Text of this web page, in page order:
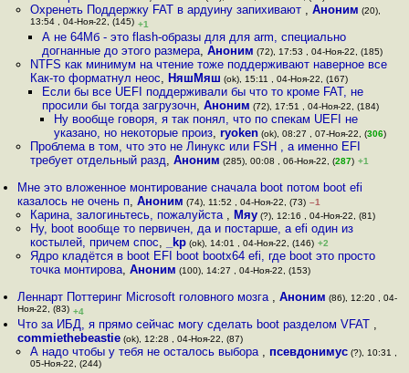
Охренеть Поддержку FAT в ардуину запихивают , Аноним (20),
13:54 , 04-Ноя-22, (145) +1
А не 64Мб - это flash-образы для для arm, специально
догнанные до этого размера, Аноним (72), 17:53 , 04-Ноя-22, (185)
NTFS как минимум на чтение тоже поддерживают наверное все
Как-то форматнул неос, НяшМяш (ok), 15:11 , 04-Ноя-22, (167)
Если бы все UEFI поддерживали бы что то кроме FAT, не
просили бы тогда загрузочн, Аноним (72), 17:51 , 04-Ноя-22, (184)
Ну вообще говоря, я так понял, что по спекам UEFI не
указано, но некоторые произ,ryoken (ok), 08:27 , 07-Ноя-22, (306)
Проблема в том, что это не Линукс или FSH , а именно EFI
требует отдельный разд, Аноним (285), 00:08 , 06-Ноя-22, (287) +1
Мне это вложенное монтирование сначала boot потом boot efi
казалось не очень п,Аноним (74), 11:52 , 04-Ноя-22, (73) –1
Карина, залогиньтесь, пожалуйста , Мяу(?), 12:16 , 04-Ноя-22, (81)
Ну, boot вообще то первичен, да и постарше, а efi один из
костылей, причем спос, _kp(ok), 14:01 , 04-Ноя-22, (146) +2
Ядро кладётся в boot EFI boot bootx64 efi, где boot это просто
точка монтирова, Аноним (100), 14:27 , 04-Ноя-22, (153)
Леннарт Поттеринг Microsoft головного мозга ,Аноним (86), 12:20 , 04-
Ноя-22, (83) +4
Что за ИБД, я прямо сейчас могу сделать boot разделом VFAT ,
commiethebeastie (ok), 12:28 , 04-Ноя-22, (87)
А надо чтобы у тебя не осталось выбора , псевдонимус(?), 10:31 ,
05-Ноя-22, (244)